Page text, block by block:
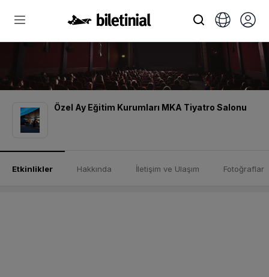
Özel Ay Eğitim Kurumları MKA Tiyatro Salonu
Etkinlikler Hakkında İletişim ve Ulaşım Fotoğraflar